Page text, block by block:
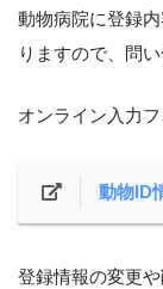
動物病院に登録
りますので、問
オンライン入力
動物ID
登録情報の変更